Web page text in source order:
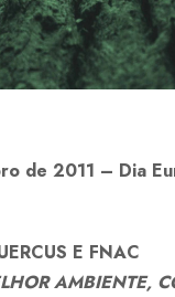
de 2011 – Dia
E FNAC
AMBIENTE,